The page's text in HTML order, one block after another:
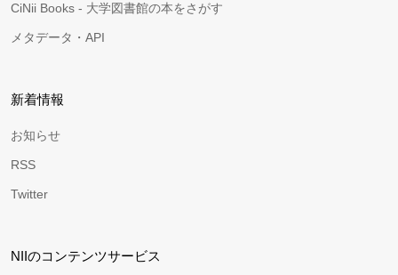
CiNii Books - 大学図書館の本をさがす
メタデータ・API
新着情報
お知らせ
RSS
Twitter
NIIのコンテンツサービス